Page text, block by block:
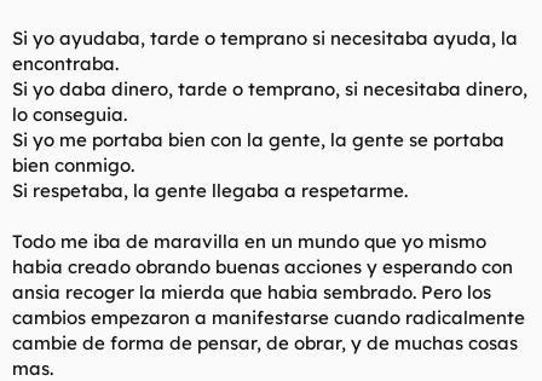
Si yo ayudaba, tarde o temprano si necesitaba ayuda, la
encontraba.
Si yo daba dinero, tarde o temprano, si necesitaba dinero,
lo conseguia.
Si yo me portaba bien con la gente, la gente se portaba
bien conmigo.
Si respetaba, la gente llegaba a respetarme.
Todo me iba de maravilla en un mundo que yo mismo
habia creado obrando buenas acciones y esperando con
ansia recoger la mierda que habia sembrado. Pero los
cambios empezaron a manifestarse cuando radicalmente
cambie de forma de pensar, de obrar, y de muchas cosas
mas.